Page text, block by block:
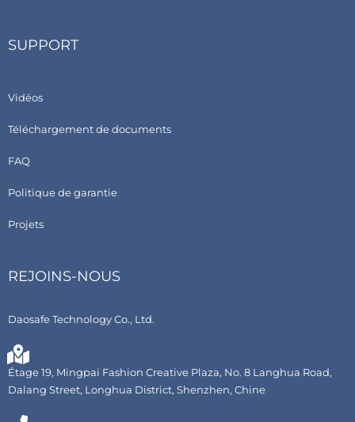
SUPPORT
Vidéos
Téléchargement de documents
FAQ
Politique de garantie
Projets
REJOINS-NOUS
Daosafe Technology Co., Ltd.
Étage 19, Mingpai Fashion Creative Plaza, No. 8 Langhua Road,
Dalang Street, Longhua District, Shenzhen, Chine